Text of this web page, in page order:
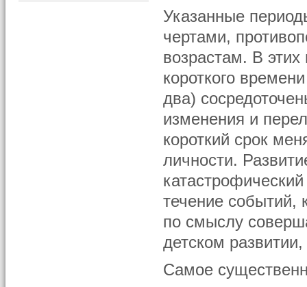
Указанные
чертами,
возрастам. В этих
короткого
два)
изменения и
короткий срок
личности.
течение событий,
по смыслу
детском
Самое